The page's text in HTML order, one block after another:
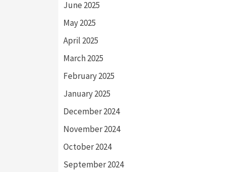
June 2025
May 2025
April 2025
March 2025
February 2025
January 2025
December 2024
November 2024
October 2024
September 2024